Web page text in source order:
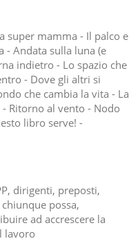
super mamma - Il palco e
- Andata sulla luna (e
indietro - Lo spazio che
- Dove gli altri si
che cambia la vita - La
- Ritorno al vento - Nodo
libro serve! -
dirigenti, preposti,
possa,
ad accrescere la
lavoro